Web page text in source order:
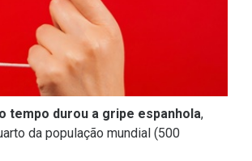
tempo durou a gripe espanhola,
da população mundial (500